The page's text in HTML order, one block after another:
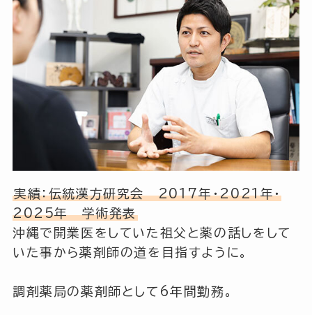
実績：伝統漢方研究会 2017年・2021年・
2025年 学術発表
沖縄で開業医をしていた祖父と薬の話しをして
いた事から薬剤師の道を目指すように。
調剤薬局の薬剤師として6年間勤務。